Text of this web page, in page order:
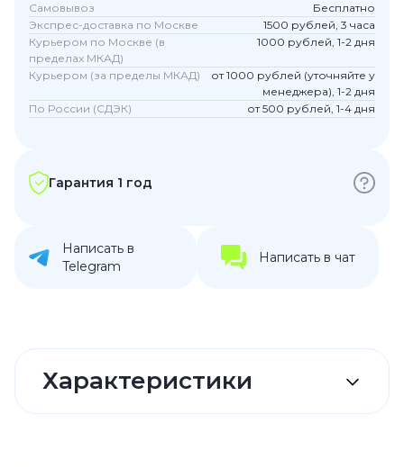
Самовывоз
Бесплатно
Экспрес-доставка по Москве
1500 рублей, 3 часа
Курьером по Москве (в
пределах МКАД)
1000 рублей, 1-2 дня
Курьером (за пределы МКАД)
от 1000 рублей (уточняйте у
менеджера), 1-2 дня
По России (СДЭК)
от 500 рублей, 1-4 дня
Гарантия 1 год
Написать в
Telegram
Написать в чат
Характеристики